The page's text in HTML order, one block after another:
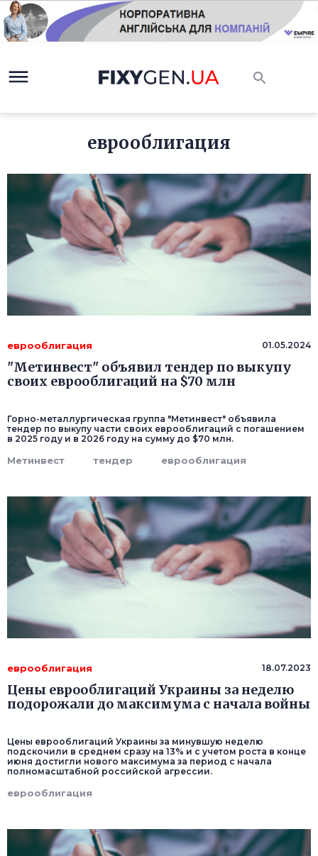
еврооблигация
еврооблигация 01.05.2024
"Метинвест" объявил тендер по выкупу
своих еврооблигаций на $70 млн
Горно-металлургическая группа "Метинвест" объявила
тендер по выкупу части своих еврооблигаций с погашением
в 2025 году и в 2026 году на сумму до $70 млн.
Метинвест тендер еврооблигация
еврооблигация 18.07.2023
Цены еврооблигаций Украины за неделю
подорожали до максимума с начала войны
Цены еврооблигаций Украины за минувшую неделю
подскочили в среднем сразу на 13% и с учетом роста в конце
июня достигли нового максимума за период с начала
полномасштабной российской агрессии.
еврооблигация